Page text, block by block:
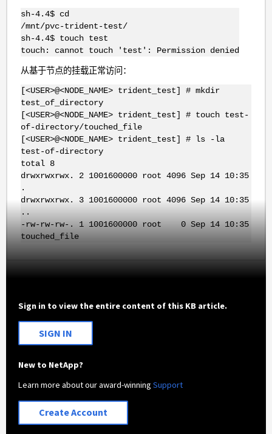
sh-4.4$ cd
/mnt/pvc-trident-test/
sh-4.4$ touch test
touch: cannot touch 'test': Permission denied
从基于节点的挂载正常访问：
[<USER>@<NODE_NAME> trident_test] # mkdir
test_of_directory
[<USER>@<NODE_NAME> trident_test] # touch test-
of-directory/touched_file
[<USER>@<NODE_NAME> trident_test] # ls -la
test-of-directory
total 8
drwxrwxrwx. 2 1001600000 root 4096 Sep 14 10:35
.
drwxrwxrwx. 3 1001600000 root 4096 Sep 14 10:35
..
-rw-rw-rw-. 1 1001600000 root 0 Sep 14 10:35
touched_file
Sign in to view the entire content of this KB article.
SIGN IN
New to NetApp?
Learn more about our award-winningSupport
Create Account